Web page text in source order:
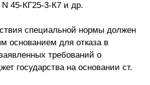
45-КГ25-3-К7 и др.
специальной нормы должен
основанием для отказа в
требований о
государства на основании ст.